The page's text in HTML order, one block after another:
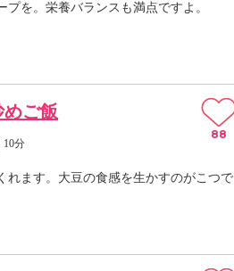
を。栄養バランスも満点ですよ。
ご飯
10分
れます。大豆の食感を生かすのがこつで
88